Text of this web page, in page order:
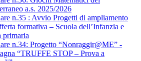
a.s. 2025/2026
n.35 : Avvio Progetti di ampliamento
formativa – Scuola dell’Infanzia e
primaria
n.34: Progetto “Nonraggir@ME” -
“TRUFFE STOP – Prova a